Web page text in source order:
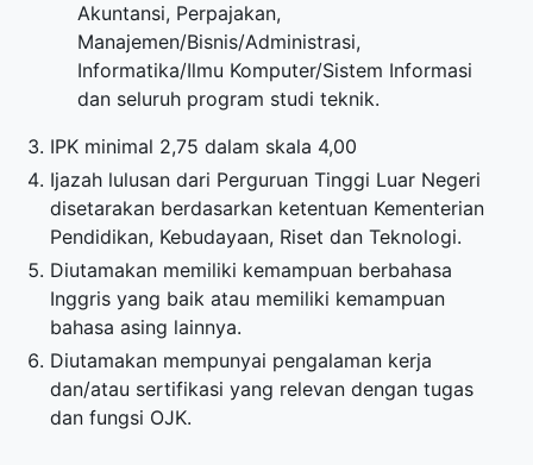
Akuntansi, Perpajakan,
Manajemen/Bisnis/Administrasi,
Informatika/Ilmu Komputer/Sistem Informasi
dan seluruh program studi teknik.
IPK minimal 2,75 dalam skala 4,00
Ijazah lulusan dari Perguruan Tinggi Luar Negeri
disetarakan berdasarkan ketentuan Kementerian
Pendidikan, Kebudayaan, Riset dan Teknologi.
Diutamakan memiliki kemampuan berbahasa
Inggris yang baik atau memiliki kemampuan
bahasa asing lainnya.
Diutamakan mempunyai pengalaman kerja
dan/atau sertifikasi yang relevan dengan tugas
dan fungsi OJK.